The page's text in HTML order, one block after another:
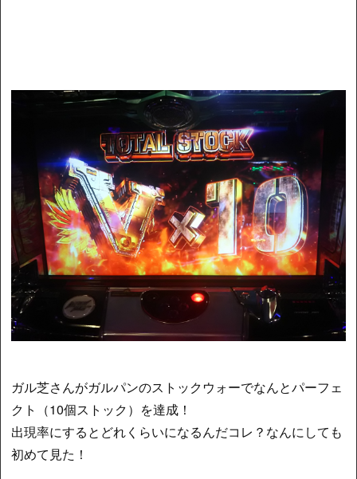
ガル芝さんがガルパンのストックウォーでなんとパーフェ
クト（10個ストック）を達成！
出現率にするとどれくらいになるんだコレ？なんにしても
初めて見た！